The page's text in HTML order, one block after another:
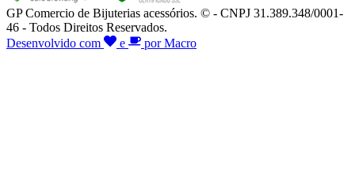
GP Comercio de Bijuterias acessórios. © - CNPJ 31.389.348/0001-
46 - Todos Direitos Reservados.
Desenvolvido com
e por Macro